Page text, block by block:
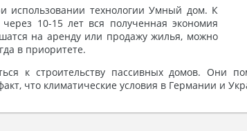
использовании технологии Умный дом. К
10-15 лет вся полученная экономия
на аренду или продажу жилья, можно
в приоритете.
к строительству пассивных домов. Они
что климатические условия в Германии и